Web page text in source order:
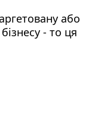
або
- то ця